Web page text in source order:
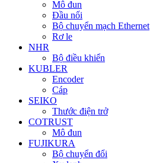
Mô đun
Đầu nối
Bộ chuyển mạch Ethernet
Rơ le
NHR
Bộ điều khiển
KUBLER
Encoder
Cáp
SEIKO
Thước điện trở
COTRUST
Mô đun
FUJIKURA
Bộ chuyển đổi